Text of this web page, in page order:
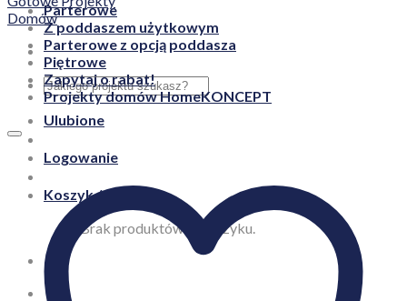
Ulubione
Logowanie
Koszyk /0,00
Brak produktów w koszyku.
Parterowe
Z poddaszem użytkowym
Parterowe z opcją poddasza
Piętrowe
Zapytaj o rabat!
Projekty domów HomeKONCEPT